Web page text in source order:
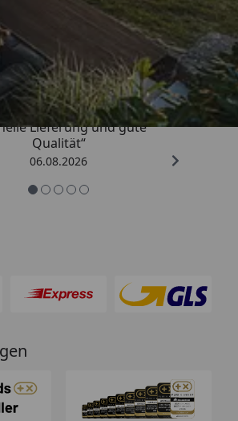
Trusted Shops
4,85/ 5
Lieferung und gute
Qualität“
06.08.2026